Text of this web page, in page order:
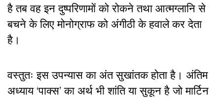
है तब वह इन दुष्परिणामों को रोकने तथा आत्मग्लानि से
बचने के लिए मोनोग्राफ को अंगीठी के हवाले कर देता
है।
वस्तुतः इस उपन्यास का अंत सुखांतक होता है। अंतिम
अध्याय ‘पाक्स’ का अर्थ भी शांति या सुकून है जो मार्टिन